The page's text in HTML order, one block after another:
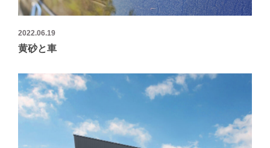
2022.06.19
黄砂と車